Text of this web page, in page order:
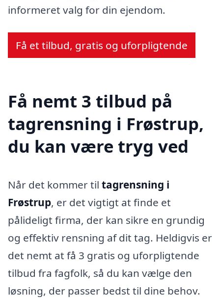
informeret valg for din ejendom.
Få et tilbud, gratis og uforpligtende
Få nemt 3 tilbud på
tagrensning i Frøstrup,
du kan være tryg ved
Når det kommer til tagrensning i
Frøstrup, er det vigtigt at finde et
pålideligt firma, der kan sikre en grundig
og effektiv rensning af dit tag. Heldigvis er
det nemt at få 3 gratis og uforpligtende
tilbud fra fagfolk, så du kan vælge den
løsning, der passer bedst til dine behov.